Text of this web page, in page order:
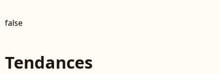
false
Tendances